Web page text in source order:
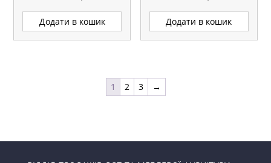
Додати в кошик Додати в кошик
1 2 3 →